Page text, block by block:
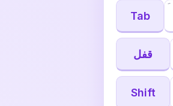
Tab
قفل
Shift